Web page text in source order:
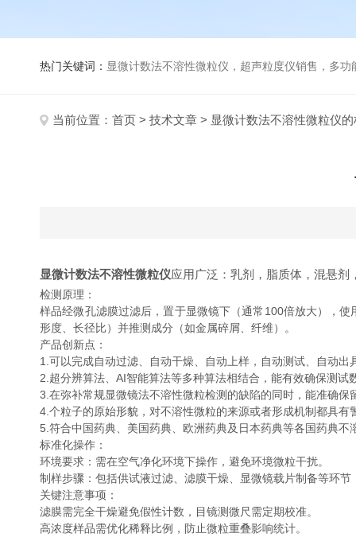
热门关键词： 显微计数法不溶性微粒仪，超声粒度仪销售，多功能超声粒度分析仪，粒度及
当前位置： 首页 > 技术文章 > 显微计数法不溶性微粒仪
显微计数法不溶性微粒仪应用广泛：乳剂，脂质体，混悬
检测原理‌：
样品经微孔滤膜过滤后，置于显微镜下（通常100倍放大），
形度、长径比）并推测成分（如金属碎屑、纤维）‌。
产品创新点：
1.可以完成自动过滤、自动干燥、自动上样，自动测试、自动出
2.超分辨算法、AI智能算法等多种算法相结合，能有效确保测试
3.在弥补常规显微镜法不溶性微粒检测的缺陷的同时，能准确保
4.个粒子的原始形貌，对不溶性微粒的来源或者形成机制都具有
5.符合中国药典、美国药典、欧洲药典及日本药典等各国药典不
标准化操作‌：
‌环境要求‌：需在空气净化环境下操作，避免环境微粒干扰‌。
制样步骤‌：包括供试液过滤、滤膜干燥、显微镜载片制备等环
关键注意事项‌：
滤膜需完全干燥避免假性计数，目镜测微尺需定期校准‌。
高浓度样品需优化稀释比例，防止微粒重叠影响统计‌。